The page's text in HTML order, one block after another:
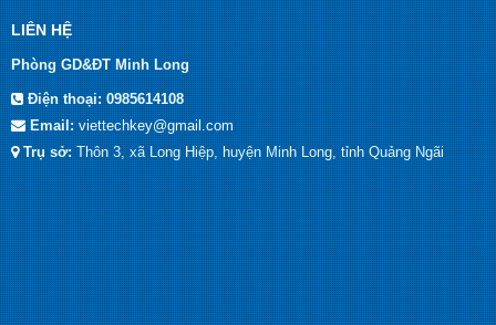
LIÊN HỆ
Phòng GD&ĐT Minh Long
Điện thoại:0985614108
Email:viettechkey@gmail.com
Trụ sở:Thôn 3, xã Long Hiệp, huyện Minh Long, tỉnh Quảng Ngãi